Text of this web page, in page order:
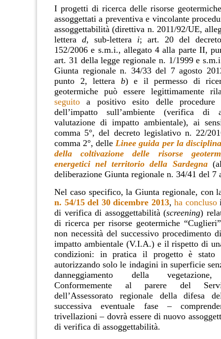
I progetti di ricerca delle risorse
assoggettati a preventiva e vincolante
assoggettabilità (direttiva n. 2011/92/UE,
lettera d, sub-lettera i; art. 20 del
152/2006 e s.m.i., allegato 4 alla parte II,
art. 31 della legge regionale n. 1/1999 e
Giunta regionale n. 34/33 del 7 agosto
punto 2, lettera b) e il permesso di
geotermiche può essere legittimamente
seguito a positivo esito delle procedure
dell’impatto sull’ambiente (verifica di
valutazione di impatto ambientale), ai
comma 5°, del decreto legislativo n. 22/
comma 2°, delle Linee guida per la
della coltivazione delle risorse
energetici nel territorio della Sardegna
deliberazione Giunta regionale n. 34/41 del 7
Nel caso specifico, la Giunta regionale, con
n. 54/15 del 30 dicembre 2013,ha concluso
di verifica di assoggettabilità (screening)
di ricerca per risorse geotermiche
non necessità del successivo procedimento
impatto ambientale (V.I.A.) e il rispetto di
condizioni: in pratica il progetto è stato
autorizzando solo le indagini in superficie
danneggiamento della
Conformemente al parere del
dell’Assessorato regionale della difesa
successiva eventuale fase –
trivellazioni – dovrà essere di nuovo
di verifica di assoggettabilità.